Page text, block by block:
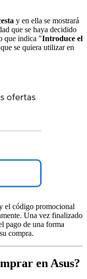
y en ella se mostrará
que se haya decidido
que indica "Introduce el
se quiera utilizar en
el código promocional
Una vez finalizado
pago de una forma
compra.
en Asus?